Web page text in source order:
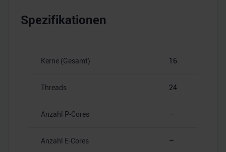
Spezifikationen
Kerne (Gesamt) 16
Threads 24
Anzahl P-Cores –
Anzahl E-Cores –